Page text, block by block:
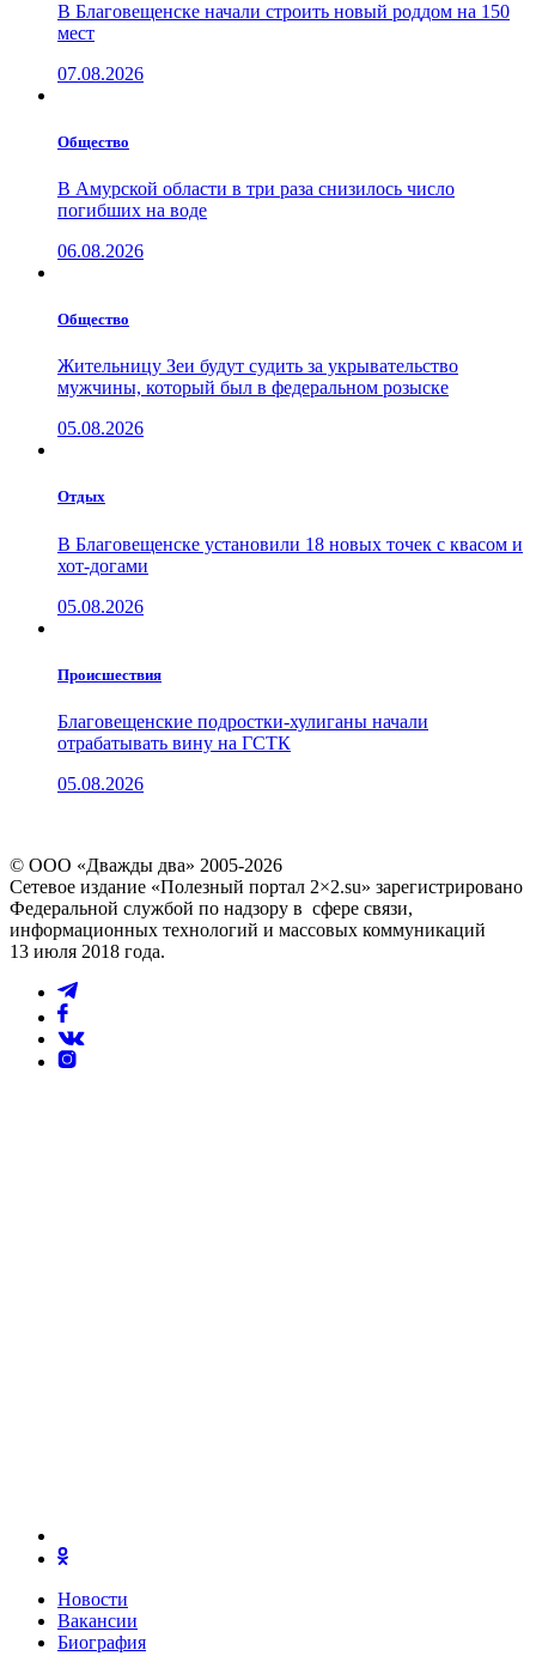
В Благовещенске начали строить новый роддом на 150
мест
07.08.2026
Общество
В Амурской области в три раза снизилось число
погибших на воде
06.08.2026
Общество
Жительницу Зеи будут судить за укрывательство
мужчины, который был в федеральном розыске
05.08.2026
Отдых
В Благовещенске установили 18 новых точек с квасом и
хот-догами
05.08.2026
Проиcшествия
Благовещенские подростки-хулиганы начали
отрабатывать вину на ГСТК
05.08.2026
© ООО «Дважды два» 2005-2026
Сетевое издание «Полезный портал 2×2.su» зарегистрировано
Федеральной службой по надзору в сфере связи,
информационных технологий и массовых коммуникаций
13 июля 2018 года.
Новости
Вакансии
Биография